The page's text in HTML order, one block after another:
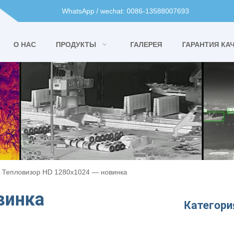
WhatsApp / wechat: 0086-13588007693
О НАС ПРОДУКТЫ ГАЛЕРЕЯ ГАРАНТИЯ
Тепловизор HD 1280x1024 — новинка